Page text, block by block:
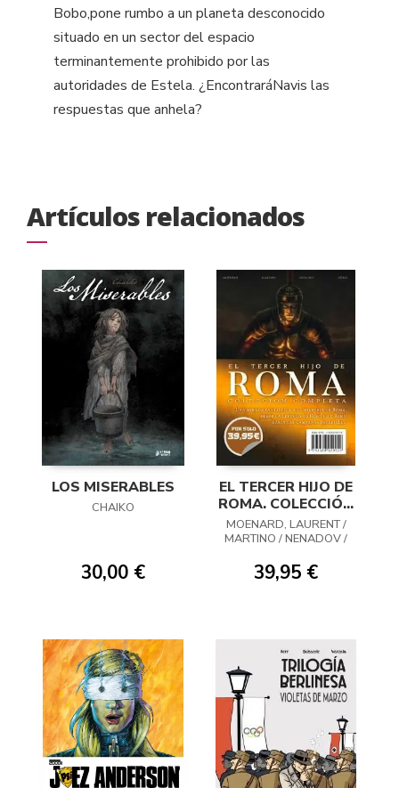
Bobo,pone rumbo a un planeta desconocido
situado en un sector del espacio
terminantemente prohibido por las
autoridades de Estela. ¿EncontraráNavis las
respuestas que anhela?
Artículos relacionados
LOS MISERABLES
CHAIKO
30,00 €
EL TERCER HIJO DE
ROMA. COLECCIÓN
COMPLETA
MOENARD, LAURENT /
MARTINO / NENADOV /
39,95 €